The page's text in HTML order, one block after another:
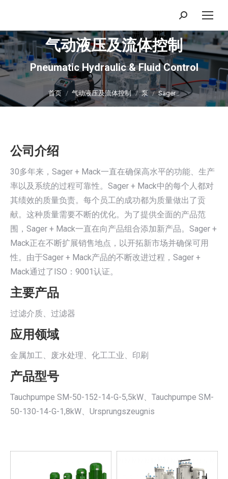
搜
索：
气动液压及流体控制
Pneumatic Hydraulic & Fluid Control
你在这里：
首页 气动液压及流体控制 泵 Sager…
公司介绍
30多年来，Sager + Mack一直在确保高水平的功能、生产
率以及系统的过程可靠性。Sager + Mack中的每个人都对
其绩效的质量负责。每个员工的成功都为质量做出了贡
献。这种质量需要不断的优化。为了提供全面的产品范
围，Sager + Mack一直在向产品组合添加新产品。Sager +
Mack正在不断扩展销售地点，以开拓新市场并确保可用
性。由于Sager + Mack产品的不断改进过程，Sager +
Mack通过了ISO：9001认证。
主要产品
过滤介质、过滤器
应用领域
金属加工、废水处理、化工工业、印刷
产品型号
Tauchpumpe SM-50-152-14-G-5,5kW、Tauchpumpe SM-
50-130-14-G-1,8kW、Ursprungszeugnis